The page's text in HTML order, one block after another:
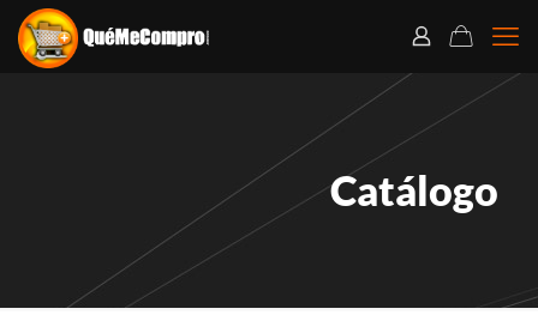
Catálogo